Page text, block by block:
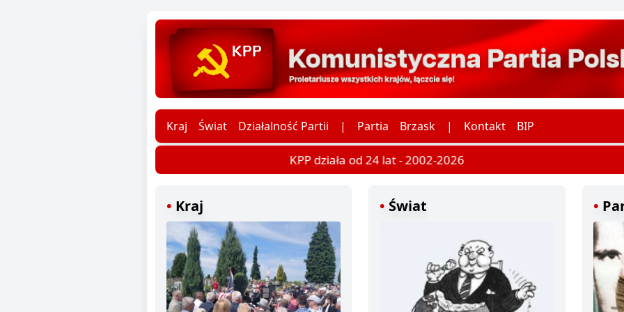
Kraj Świat Działalność Partii | Partia Brzask | Kontakt BIP
KPP działa od 24 lat - 2002-2026
Kraj Świat